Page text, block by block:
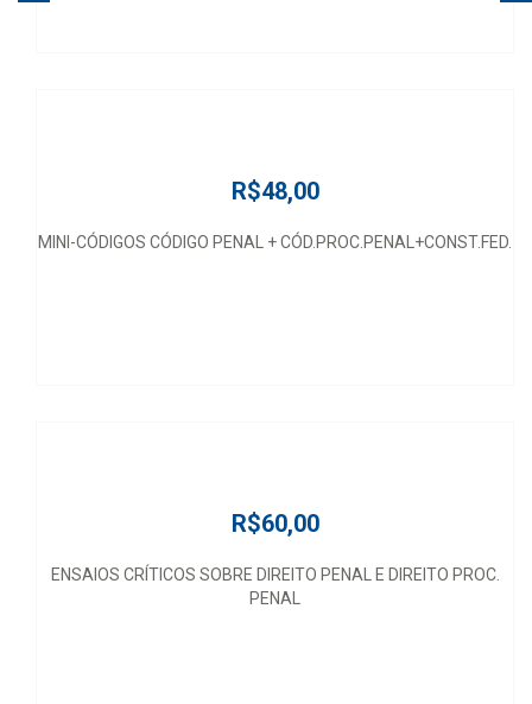
R$48,00
MINI-CÓDIGOS CÓDIGO PENAL + CÓD.PROC.PENAL+CONST.FED.
R$60,00
ENSAIOS CRÍTICOS SOBRE DIREITO PENAL E DIREITO PROC.
PENAL